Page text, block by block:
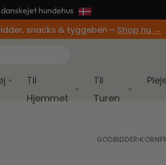
ordrer afsendes samme dag
snacks & tyggeben – Shop nu →
Til
Hjemmet
Til
Turen
GODBIDDER›